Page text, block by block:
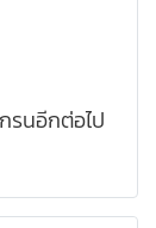
รนอีกต่อไป